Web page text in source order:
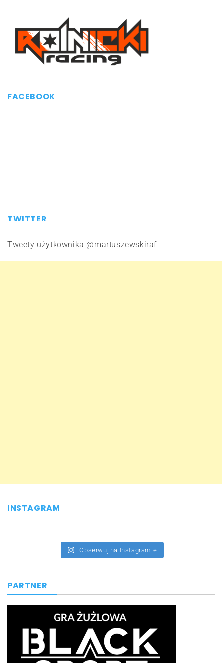
FACEBOOK
TWITTER
Tweety użytkownika @martuszewskiraf
INSTAGRAM
Obserwuj na Instagramie
PARTNER